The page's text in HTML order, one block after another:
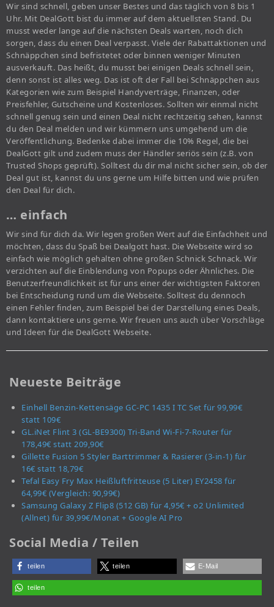
Wir sind schnell, geben unser Bestes und das täglich von 8 bis 1
Uhr. Mit DealGott bist du immer auf dem aktuellsten Stand. Du
musst weder lange auf die nächsten Deals warten, noch dich
sorgen, dass du einen Deal verpasst. Viele der Rabattaktionen und
Schnäppchen sind befristetet oder binnen weniger Minuten
ausverkauft. Das heißt, du musst bei einigen Deals schnell sein,
denn sonst ist alles weg. Das ist oft der Fall bei Schnäppchen aus
Kategorien wie zum Beispiel Handyverträge, Finanzen, oder
Preisfehler, Gutscheine und Kostenloses. Sollten wir einmal nicht
schnell genug sein und einen Deal nicht rechtzeitig sehen, kannst
du den Deal melden und wir kümmern uns umgehend um die
Veröffentlichung. Bedenke dabei immer die 10% Regel, die bei
DealGott gilt und zudem muss der Händler seriös sein (z.B. von
Trusted Shops geprüft). Solltest du dir mal nicht sicher sein, ob der
Deal gut ist, kannst du uns gerne um Hilfe bitten und wie prüfen
den Deal für dich.
… einfach
Wir sind für dich da. Wir legen großen Wert auf die Einfachheit und
möchten, dass du Spaß bei Dealgott hast. Die Webseite wird so
einfach wie möglich gehalten ohne großen Schnick Schnack. Wir
verzichten auf die Einblendung von Popups oder Ähnliches. Die
Benutzerfreundlichkeit ist für uns einer der wichtigsten Faktoren
bei Entscheidung rund um die Webseite. Solltest du dennoch
einen Fehler finden, zum Beispiel bei der Darstellung eines Deals,
dann kontaktiere uns gerne. Wir freuen uns auch über Vorschläge
und Ideen für die DealGott Webseite.
Neueste Beiträge
Einhell Benzin-Kettensäge GC-PC 1435 I TC Set für 99,99€
statt 109€
GL.iNet Flint 3 (GL-BE9300) Tri-Band Wi-Fi-7-Router für
178,49€ statt 209,90€
Gillette Fusion 5 Styler Barttrimmer & Rasierer (3-in-1) für
16€ statt 18,79€
Tefal Easy Fry Max Heißluftfritteuse (5 Liter) EY2458 für
64,99€ (Vergleich: 90,99€)
Samsung Galaxy Z Flip8 (512 GB) für 4,95€ + o2 Unlimited
(Allnet) für 39,99€/Monat + Google AI Pro
Social Media / Teilen
teilen teilen E-Mail
teilen